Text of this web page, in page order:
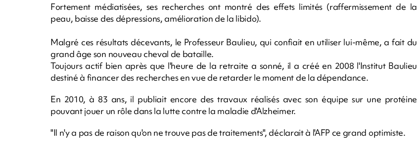
Fortement médiatisées, ses recherches ont montré des effets limités (raffermissement de la
peau, baisse des dépressions, amélioration de la libido).
Malgré ces résultats décevants, le Professeur Baulieu, qui confiait en utiliser lui-même, a fait du
grand âge son nouveau cheval de bataille.
Toujours actif bien après que l'heure de la retraite a sonné, il a créé en 2008 l'Institut Baulieu
destiné à financer des recherches en vue de retarder le moment de la dépendance.
En 2010, à 83 ans, il publiait encore des travaux réalisés avec son équipe sur une protéine
pouvant jouer un rôle dans la lutte contre la maladie d'Alzheimer.
"Il n'y a pas de raison qu'on ne trouve pas de traitements", déclarait à l'AFP ce grand optimiste.